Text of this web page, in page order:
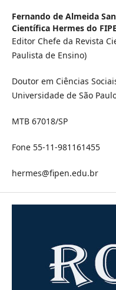
Fernando de Almeida
Científica Hermes do
Editor Chefe da Revista
Paulista de Ensino)
Doutor em Ciências
Universidade de São
MTB 67018/SP
Fone 55-11-981161455
hermes@fipen.edu.br